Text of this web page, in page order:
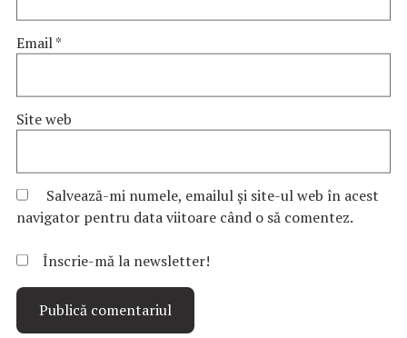
Email*
Site web
Salvează-mi numele, emailul și site-ul web în acest
navigator pentru data viitoare când o să comentez.
Înscrie-mă la newsletter!